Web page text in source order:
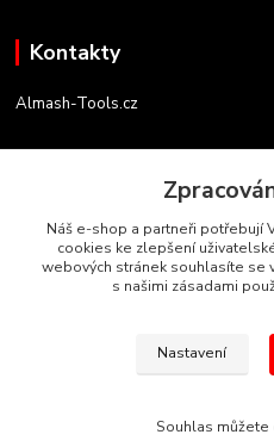
Kontakty
Almash-Tools.cz
+420 603 145 054
info@almash-tools.cz
Autorská práva
Náš e-shop a partneři potřebují
cookies ke zlepšení
webových stránek souhlasíte se
s našimi zásadami
Nastavení
Souhlas